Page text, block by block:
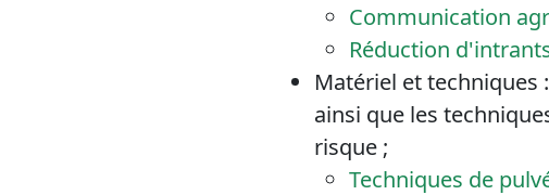
Communication
Réduction
Matériel et techniques
ainsi que les
risque ;
Techniques de